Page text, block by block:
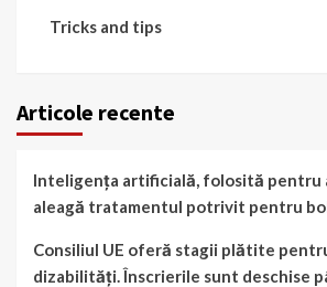
Tricks and tips
Articole recente
Inteligența artificială, folosită pentru
aleagă tratamentul potrivit pentru
Consiliul UE oferă stagii plătite
dizabilități. Înscrierile sunt deschise